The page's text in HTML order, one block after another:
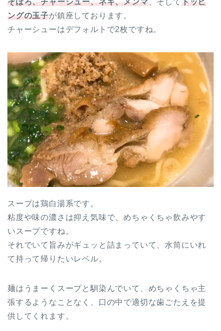
そぼろ、チャーシュー、ネギ、メンマ、そしてトッピ
ングの玉子が鎮座しております。
チャーシューはデフォルトで2枚ですね。
スープは鶏白湯系です。
粘度や味の濃さは抑え気味で、めちゃくちゃ飲みやす
いスープですね。
それでいて旨みがギュッと詰まっていて、水筒にいれ
て持って帰りたいレベル。
麺はうまーくスープと馴染んでいて、めちゃくちゃ主
張するようなことなく、口の中で適切な歯ごたえを提
供してくれます。